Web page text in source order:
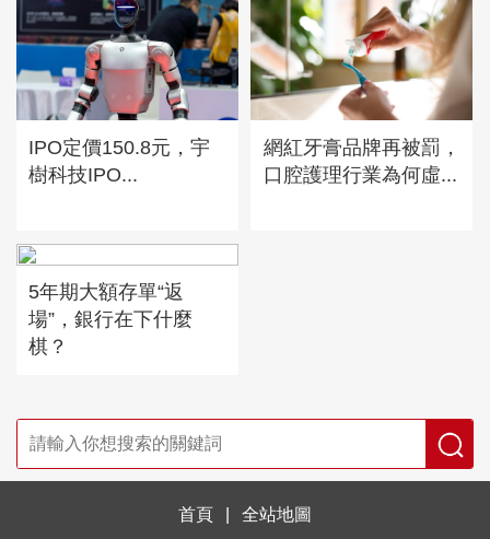
IPO定價150.8元，宇
樹科技IPO...
網紅牙膏品牌再被罰，
口腔護理行業為何虛...
5年期大額存單“返
場”，銀行在下什麼
棋？
首頁 全站地圖